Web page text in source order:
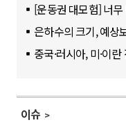
[운동권 대모험] 너
은하수의 크기, 예상
중국·러시아, 미·이
이슈